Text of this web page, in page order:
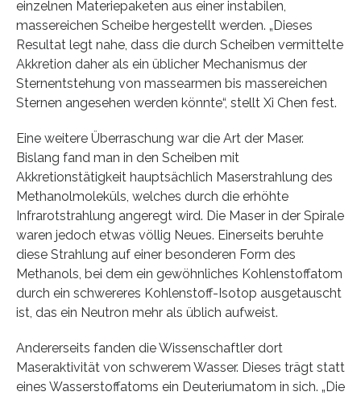
einzelnen Materiepaketen aus einer instabilen,
massereichen Scheibe hergestellt werden. „Dieses
Resultat legt nahe, dass die durch Scheiben vermittelte
Akkretion daher als ein üblicher Mechanismus der
Sternentstehung von massearmen bis massereichen
Sternen angesehen werden könnte“, stellt Xi Chen fest.
Eine weitere Überraschung war die Art der Maser.
Bislang fand man in den Scheiben mit
Akkretionstätigkeit hauptsächlich Maserstrahlung des
Methanolmoleküls, welches durch die erhöhte
Infrarotstrahlung angeregt wird. Die Maser in der Spirale
waren jedoch etwas völlig Neues. Einerseits beruhte
diese Strahlung auf einer besonderen Form des
Methanols, bei dem ein gewöhnliches Kohlenstoffatom
durch ein schwereres Kohlenstoff-Isotop ausgetauscht
ist, das ein Neutron mehr als üblich aufweist.
Andererseits fanden die Wissenschaftler dort
Maseraktivität von schwerem Wasser. Dieses trägt statt
eines Wasserstoffatoms ein Deuteriumatom in sich. „Die